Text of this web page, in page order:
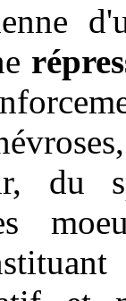
du